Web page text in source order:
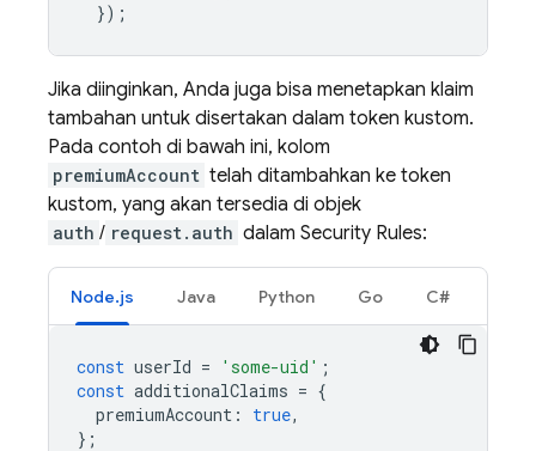
});
Jika diinginkan, Anda juga bisa menetapkan klaim
tambahan untuk disertakan dalam token kustom.
Pada contoh di bawah ini, kolom
premiumAccount telah ditambahkan ke token
kustom, yang akan tersedia di objek
auth / request.auth dalam Security Rules:
Node.js Java Python Go C#
const userId = 'some-uid' ;
const additionalClaims = {
premiumAccount : true,
};